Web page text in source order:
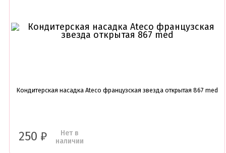
Кондитерская насадка Ateco французская звезда открытая 867 med
250 ₽
Нет в
наличии